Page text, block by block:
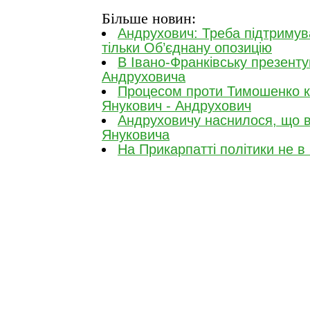
Більше новин:
Андрухович: Треба
тільки Об’єднану опозицію
В Івано-Франківську
Андруховича
Процесом проти Тимошенко
Янукович - Андрухович
Андруховичу наснилося, що
Януковича
На Прикарпатті політики не в